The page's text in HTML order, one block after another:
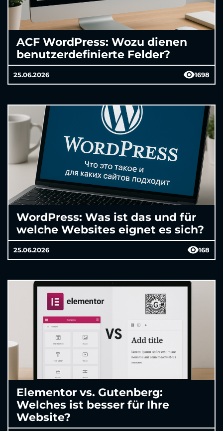
ACF WordPress: Wozu dienen
benutzerdefinierte Felder?
25.06.2026 1698
WordPress: Was ist das und für
welche Websites eignet es sich?
25.06.2026 168
Elementor vs. Gutenberg:
Welches ist besser für Ihre
Website?